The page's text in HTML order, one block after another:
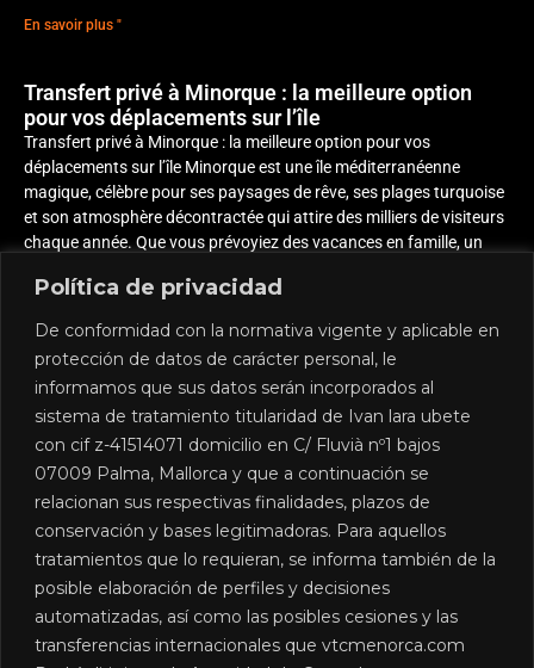
Política de privacidad
De conformidad con la normativa vigente y aplicable en
protección de datos de carácter personal, le
informamos que sus datos serán incorporados al
sistema de tratamiento titularidad de Ivan lara ubete
con cif z-41514071 domicilio en C/ Fluvià nº1 bajos
07009 Palma, Mallorca y que a continuación se
relacionan sus respectivas finalidades, plazos de
conservación y bases legitimadoras. Para aquellos
tratamientos que lo requieran, se informa también de la
posible elaboración de perfiles y decisiones
automatizadas, así como las posibles cesiones y las
transferencias internacionales que vtcmenorca.com
En savoir plus "
Transfert privé à Minorque : la meilleure option
pour vos déplacements sur l’île
Transfert privé à Minorque : la meilleure option pour vos
déplacements sur l’île Minorque est une île méditerranéenne
magique, célèbre pour ses paysages de rêve, ses plages turquoise
et son atmosphère décontractée qui attire des milliers de visiteurs
chaque année. Que vous prévoyiez des vacances en famille, un
Nous sommes une société de location de voitures avec
chauffeur à Minorque, créée pour répondre aux besoins
de transport routier de nos clients.
COORDONNÉES